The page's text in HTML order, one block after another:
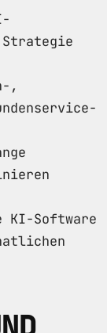
,
Software